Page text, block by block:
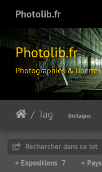
Photolib.fr
Photolib.fr
Photographies & libertés
Tag Bretagne
Rechercher dans ce lot
+ Expositions 7 + Pays